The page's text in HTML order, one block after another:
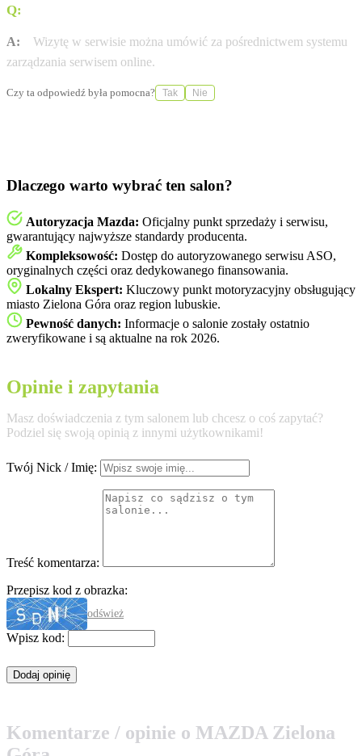
Q:
A:
Wizytę w serwisie można umówić za pośrednictwem systemu
zarządzania serwisem online.
Czy ta odpowiedź była pomocna? Tak Nie
Dlaczego warto wybrać ten salon?
Autoryzacja Mazda: Oficjalny punkt sprzedaży i serwisu,
gwarantujący najwyższe standardy producenta.
Kompleksowość: Dostęp do autoryzowanego serwisu ASO,
oryginalnych części oraz dedykowanego finansowania.
Lokalny Ekspert: Kluczowy punkt motoryzacyjny obsługujący
miasto Zielona Góra oraz region lubuskie.
Pewność danych: Informacje o salonie zostały ostatnio
zweryfikowane i są aktualne na rok 2026.
Opinie i zapytania
Masz doświadczenia z tym salonem lub chcesz o coś zapytać?
Podziel się swoją opinią z innymi użytkownikami!
Twój Nick / Imię:
Treść komentarza:
Przepisz kod z obrazka:
odśwież
Wpisz kod:
Komentarze / opinie o MAZDA Zielona